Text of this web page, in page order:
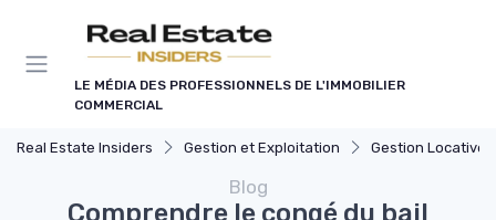
LE MÉDIA DES PROFESSIONNELS DE L'IMMOBILIER
COMMERCIAL
Real Estate Insiders Gestion et Exploitation Gestion Locative et Asset
Blog
Comprendre le congé du bail